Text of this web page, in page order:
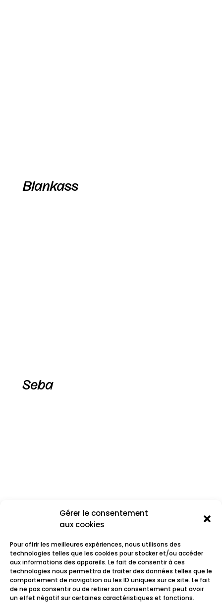
Gérer le consentement
aux cookies
Pour offrir les meilleures expériences, nous utilisons des
technologies telles que les cookies pour stocker et/ou accéder
aux informations des appareils. Le fait de consentir à ces
technologies nous permettra de traiter des données telles que le
comportement de navigation ou les ID uniques sur ce site. Le fait
de ne pas consentir ou de retirer son consentement peut avoir
un effet négatif sur certaines caractéristiques et fonctions.
Blankass
Seba
Sale Défaite